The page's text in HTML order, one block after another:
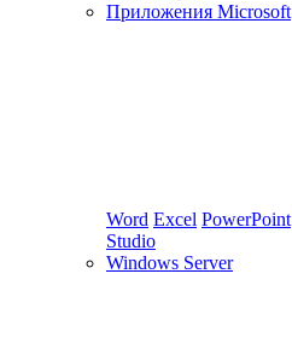
Приложения Microsoft
Word Excel PowerPoint
Studio
Windows Server